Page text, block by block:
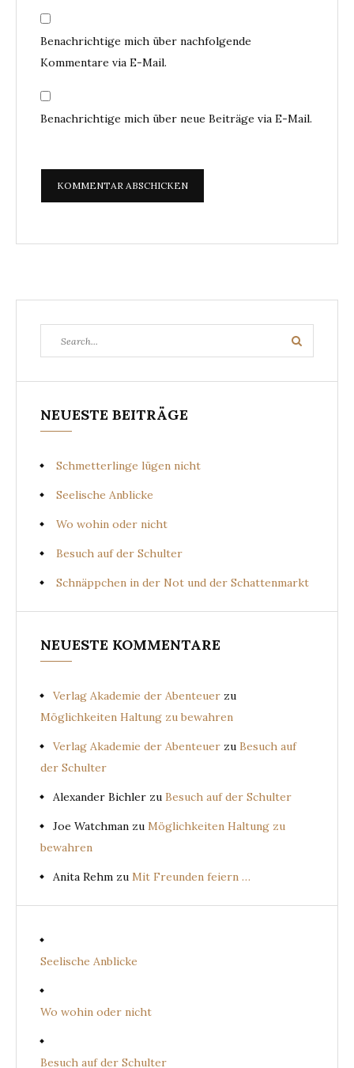
Benachrichtige mich über nachfolgende
Kommentare via E-Mail.
Benachrichtige mich über neue Beiträge via E-Mail.
for:
Search
NEUESTE BEITRÄGE
Schmetterlinge lügen nicht
Seelische Anblicke
Wo wohin oder nicht
Besuch auf der Schulter
Schnäppchen in der Not und der Schattenmarkt
NEUESTE KOMMENTARE
Verlag Akademie der Abenteuer zu
Möglichkeiten Haltung zu bewahren
Verlag Akademie der Abenteuer zu Besuch auf
der Schulter
Alexander Bichler zu Besuch auf der Schulter
Joe Watchman zu Möglichkeiten Haltung zu
bewahren
Anita Rehm zu Mit Freunden feiern …
Seelische Anblicke
Wo wohin oder nicht
Besuch auf der Schulter